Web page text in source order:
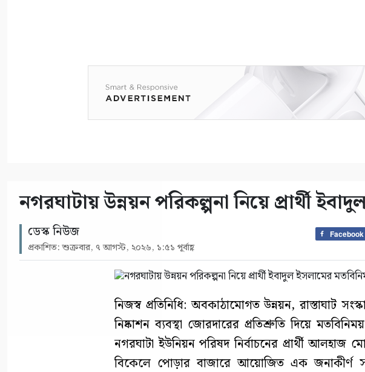
নগরঘাটায় উন্নয়ন পরিকল্পনা নিয়ে প্রার্থী
ডেস্ক নিউজ
প্রকাশিত: শুক্রবার, ৭ আগস্ট, ২০২৬, ১:৫১ পূর্বাহ্ণ
Facebook
নিজস্ব প্রতিনিধি: অবকাঠামোগত উন্নয়ন, রাস্তাঘাট
নিষ্কাশন ব্যবস্থা জোরদারের প্রতিশ্রুতি দিয়ে
নগরঘাটা ইউনিয়ন পরিষদ নির্বাচনের প্রার্থী আলহাজ
বিকেলে পোড়ার বাজারে আয়োজিত এক জনাকীর্ণ